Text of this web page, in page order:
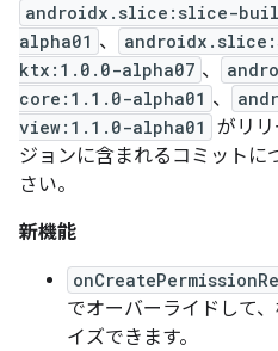
androidx.slice:slice-
alpha01 、
ktx:1.0.0-alpha07 、
core:1.1.0-alpha01 、
view:1.1.0-alpha01
がリ
ジョンに含まれるコミットに
さい。
新機能
でオーバーライドして
イズできます。